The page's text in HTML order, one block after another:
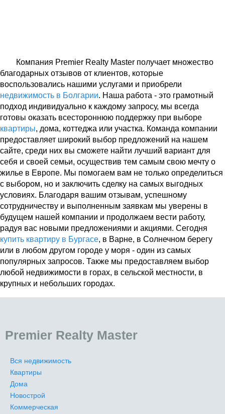
Компания Premier Realty Master получает множество
благодарных отзывов от клиентов, которые
воспользовались нашими услугами и приобрели
недвижимость в Болгарии. Наша работа - это грамотный
подход индивидуально к каждому запросу, мы всегда
готовы оказать всестороннюю поддержку при выборе
квартиры, дома, коттеджа или участка. Команда компании
предоставляет широкий выбор предложений на нашем
сайте, среди них вы сможете найти лучший вариант для
себя и своей семьи, осуществив тем самым свою мечту о
жилье в Европе. Мы помогаем вам не только определиться
с выбором, но и заключить сделку на самых выгодных
условиях. Благодаря вашим отзывам, успешному
сотрудничеству и выполненным заявкам мы уверены в
будущем нашей компании и продолжаем вести работу,
радуя вас новыми предложениями и акциями. Сегодня
купить квартиру в Бургасе, в Варне, в Солнечном берегу
или в любом другом городе у моря - один из самых
популярных запросов. Также мы предоставляем выбор
любой недвижимости в горах, в сельской местности, в
крупных и небольших городах.
Premier Realty Master
Вся недвижимость
Квартиры
Дома
Новострой
Коммерческая